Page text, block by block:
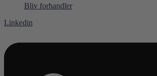
Bliv forhandler
Linkedin